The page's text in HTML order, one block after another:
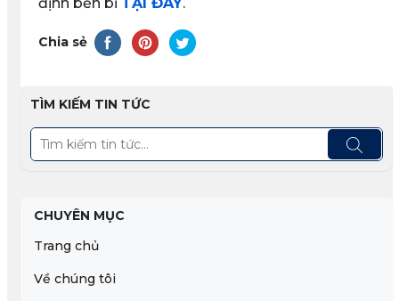
Chia sẻ
TÌM KIẾM TIN TỨC
CHUYÊN MỤC
Trang chủ
Về chúng tôi